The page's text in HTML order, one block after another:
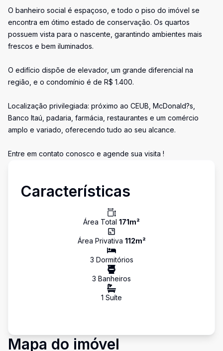
O banheiro social é espaçoso, e todo o piso do imóvel se
encontra em ótimo estado de conservação. Os quartos
possuem vista para o nascente, garantindo ambientes mais
frescos e bem iluminados.
O edifício dispõe de elevador, um grande diferencial na
região, e o condomínio é de R$ 1.400.
Localização privilegiada: próximo ao CEUB, McDonald?s,
Banco Itaú, padaria, farmácia, restaurantes e um comércio
amplo e variado, oferecendo tudo ao seu alcance.
Entre em contato conosco e agende sua visita !
Características
Área Total 171m²
Área Privativa 112m²
3 Dormitórios
3 Banheiros
1 Suíte
Mapa do imóvel